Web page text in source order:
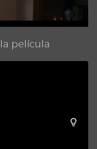
película